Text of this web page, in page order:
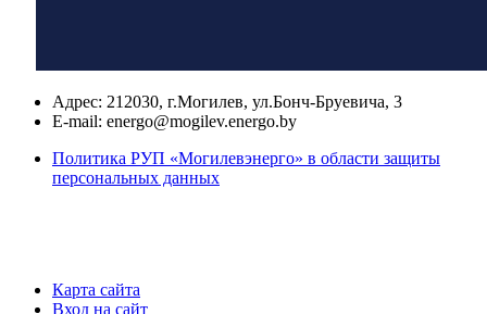
Адрес: 212030, г.Могилев, ул.Бонч-Бруевича, 3
E-mail: energo@mogilev.energo.by
Политика РУП «Могилевэнерго» в области защиты
персональных данных
Карта сайта
Вход на сайт